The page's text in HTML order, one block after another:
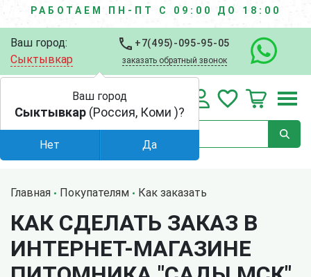
РАБОТАЕМ ПН-ПТ С 09:00 ДО 18:00
Ваш город:
Сыктывкар
+7(495)-095-95-05
заказать обратный звонок
Главная Покупателям Как заказать
КАК СДЕЛАТЬ ЗАКАЗ В
ИНТЕРНЕТ-МАГАЗИНЕ
Ваш город
Сыктывкар (Россия, Коми )?
Нет Да